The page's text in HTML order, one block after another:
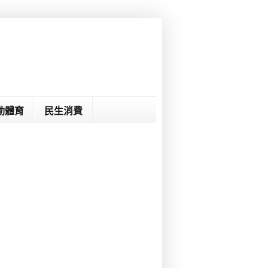
體育 民生消費